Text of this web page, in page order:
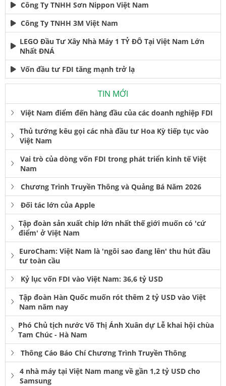
Công Ty TNHH Sơn Nippon Việt Nam
Công Ty TNHH 3M Việt Nam
LEGO Đầu Tư Xây Nhà Máy 1 TỶ ĐÔ Tại Việt Nam Lớn
Nhất ĐNÁ
Vốn đầu tư FDI tăng mạnh trở lạ
TIN MỚI
Việt Nam điểm đến hàng đầu của các doanh nghiệp FDI
Thủ tướng kêu gọi các nhà đầu tư Hoa Kỳ tiếp tục vào
Việt Nam
Vai trò của dòng vốn FDI trong phát triển kinh tế Việt
Nam
Chương Trình Truyền Thông và Quảng Bá Năm 2026
Đối tác lớn của Apple
Tập đoàn sản xuất chip lớn nhất thế giới muốn có 'cứ
điểm' ở Việt Nam
EuroCham: Việt Nam là 'ngôi sao đang lên' thu hút đầu
tư toàn cầu
Kỷ lục vốn FDI vào Việt Nam: 36,6 tỷ USD
Tập đoàn Hàn Quốc muốn rót thêm 2 tỷ USD vào Việt
Nam năm nay
Phó Chủ tịch nước Võ Thị Ánh Xuân dự Lễ khai hội chùa
Tam Chúc - Hà Nam
Thông Cáo Báo Chí Chương Trình Truyền Thông
4 nhà máy tại Việt Nam mang về gần 1,2 tỷ USD cho
Samsung